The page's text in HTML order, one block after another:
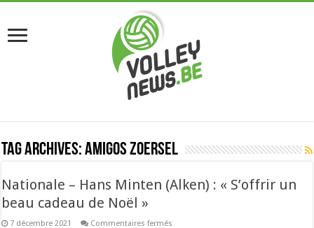
Tag Archives:Amigos Zoersel
Nationale – Hans Minten (Alken) : « S’offrir un
beau cadeau de Noël »
7 décembre 2021 Commentaires fermés